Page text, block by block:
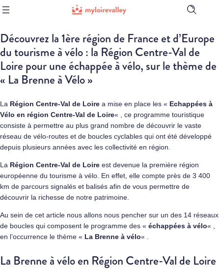
Ouvrir
de
Découvrez la 1ère région de France et d’Europe
du tourisme à vélo : la Région Centre-Val de
Loire pour une échappée à vélo, sur le thème de
« La Brenne à Vélo »
La Région Centre-Val de Loire a mise en place les « Echappées à
Vélo en région Centre-Val de Loire« , ce programme touristique
consiste à permettre au plus grand nombre de découvrir le vaste
réseau de vélo-routes et de boucles cyclables qui ont été développé
depuis plusieurs années avec les collectivité en région.
La Région Centre-Val de Loire est devenue la première région
européenne du tourisme à vélo. En effet, elle compte près de 3 400
km de parcours signalés et balisés afin de vous permettre de
découvrir la richesse de notre patrimoine.
Au sein de cet article nous allons nous pencher sur un des 14 réseaux
de boucles qui composent le programme des « échappées à vélo« ,
en l’occurrence le thème « La Brenne à vélo« .
La Brenne à vélo en Région Centre-Val de Loire